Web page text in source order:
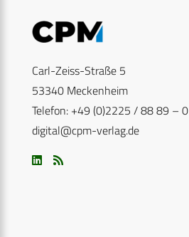
Carl-Zeiss-Straße 5
53340 Meckenheim
Telefon: +49 (0)2225 / 88 89 – 0
digital@cpm-verlag.de